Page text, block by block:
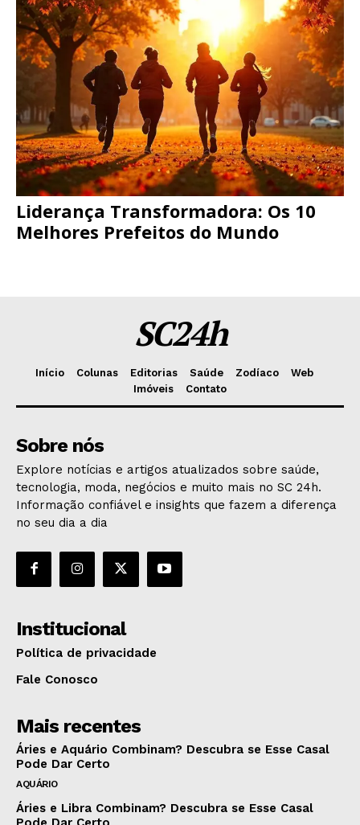
Liderança Transformadora: Os 10
Melhores Prefeitos do Mundo
SC24h
Início Colunas Editorias Saúde Zodíaco
Web
Imóveis
Contato
Sobre nós
Explore notícias e artigos atualizados sobre saúde,
tecnologia, moda, negócios e muito mais no SC 24h.
Informação confiável e insights que fazem a diferença
no seu dia a dia
Institucional
Política de privacidade
Fale Conosco
Mais recentes
Áries e Aquário Combinam? Descubra se Esse Casal
Pode Dar Certo
AQUÁRIO
Áries e Libra Combinam? Descubra se Esse Casal